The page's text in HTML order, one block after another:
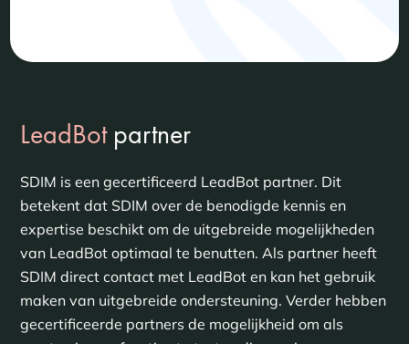
LeadBotpartner
SDIM is een gecertificeerd LeadBot partner. Dit
betekent dat SDIM over de benodigde kennis en
expertise beschikt om de uitgebreide mogelijkheden
van LeadBot optimaal te benutten. Als partner heeft
SDIM direct contact met LeadBot en kan het gebruik
maken van uitgebreide ondersteuning. Verder hebben
gecertificeerde partners de mogelijkheid om als